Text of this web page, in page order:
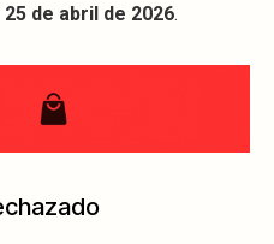
25 de abril de 2026.